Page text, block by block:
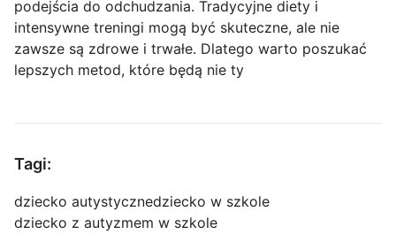
podejścia do odchudzania. Tradycyjne diety i
intensywne treningi mogą być skuteczne, ale nie
zawsze są zdrowe i trwałe. Dlatego warto poszukać
lepszych metod, które będą nie ty
Tagi:
dziecko autystycznedziecko w szkole
dziecko z autyzmem w szkole